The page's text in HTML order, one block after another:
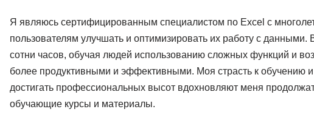
Я являюсь сертифицированным специалистом по Excel с
пользователям улучшать и оптимизировать их работу с данными.
сотни часов, обучая людей использованию сложных функций и
более продуктивными и эффективными. Моя страсть к обучению
достигать профессиональных высот вдохновляют меня
обучающие курсы и материалы.